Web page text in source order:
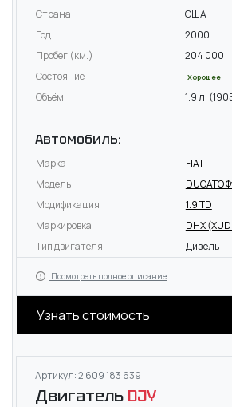
Страна
США
Год
2000
Пробег (км.)
204 000
Состояние
Хорошее
Объём 1.9 л.
Автомобиль:
Марка
FIAT
Модель
DUCATO
Модификация
1.9 TD
Маркировка
DHX
Тип двигателя
Дизель
Посмотреть полное описание
Узнать стоимость
Артикул: 2 609 183 639
Двигатель DJY